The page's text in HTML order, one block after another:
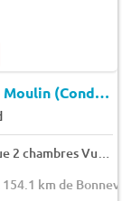
Camping sous Le Moulin (Condes à 15 km)
Mobil-home Classique 2 chambres Vue Lac 4 pers.
km de